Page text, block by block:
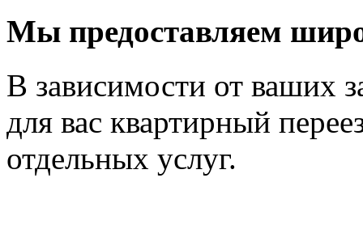
Мы предоставляем
В зависимости от ваших
для вас квартирный
отдельных услуг.